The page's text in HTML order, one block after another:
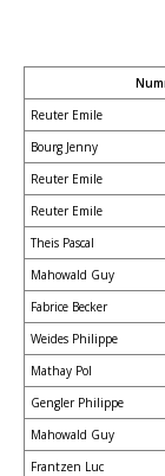
Reuter Emile
Bourg Jenny
Reuter Emile
Reuter Emile
Theis Pascal
Mahowald Guy
Fabrice Becker
Weides Philippe
Mathay Pol
Gengler Philippe
Mahowald Guy
Frantzen Luc